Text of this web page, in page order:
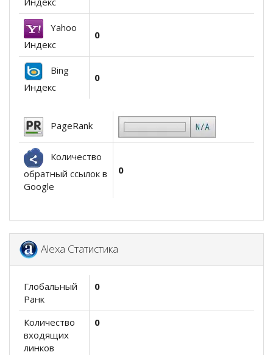
Yahoo
Индекс
0
Bing
Индекс
0
PageRank
Количество
обратный ссылок в
Google
0
Alexa Статистика
Глобальный
Ранк
0
Количество
входящих
линков
0